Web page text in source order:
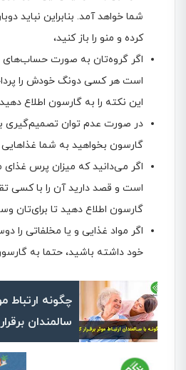
شما خواهد آمد. بنابراین نباید
کرده و منو را باز کنید،
اگر گروه‌تان به صورت حساب‌های
است هر کسی دونگ خودش را
این نکته را به گارسون اطلاع
در صورت عدم توان تصمیم‌گیری
گارسون بخواهید به شما غذاهایی
اگر می‌دانید که میزان پرس غذای
است و قصد دارید آن را با کسی
گارسون اطلاع دهید تا برای‌تان
اگر مواد غذایی و یا مخلفاتی را
خود داشته باشید، حتما به
چگونه ارتباط
سالمندان